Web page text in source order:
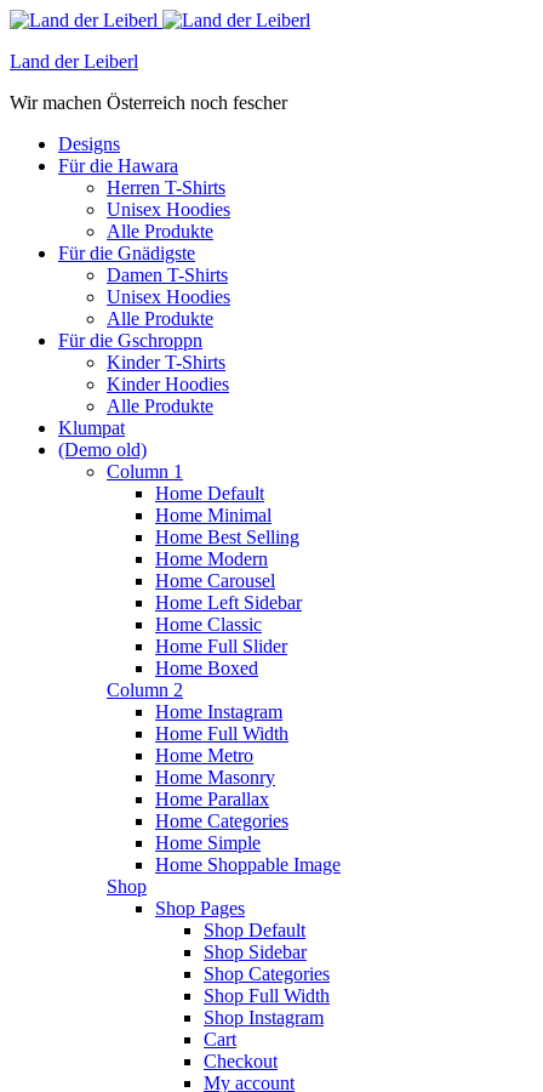
Land der Leiberl
Wir machen Österreich noch fescher
Designs
Für die Hawara
Herren T-Shirts
Unisex Hoodies
Alle Produkte
Für die Gnädigste
Damen T-Shirts
Unisex Hoodies
Alle Produkte
Für die Gschroppn
Kinder T-Shirts
Kinder Hoodies
Alle Produkte
Klumpat
(Demo old)
Column 1
Home Default
Home Minimal
Home Best Selling
Home Modern
Home Carousel
Home Left Sidebar
Home Classic
Home Full Slider
Home Boxed
Column 2
Home Instagram
Home Full Width
Home Metro
Home Masonry
Home Parallax
Home Categories
Home Simple
Home Shoppable Image
Shop
Shop Pages
Shop Default
Shop Sidebar
Shop Categories
Shop Full Width
Shop Instagram
Cart
Checkout
My account